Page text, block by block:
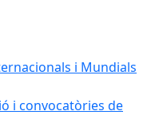
i Mundials
i convocatòries de